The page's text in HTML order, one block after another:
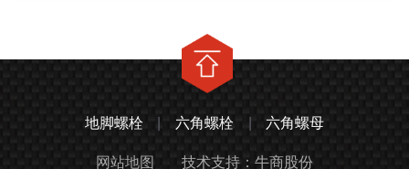
地脚螺栓 六角螺栓 六角螺母
网站地图 技术支持：牛商股份